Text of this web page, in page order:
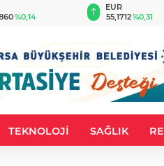
%0,14
EUR
55,1712%0,31
TEKNOLOJİ SAĞLIK